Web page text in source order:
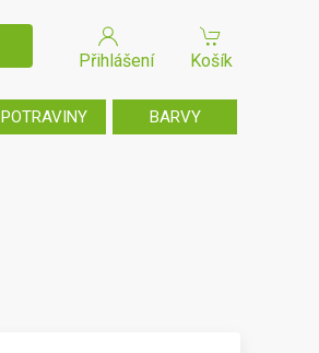
Přihlášení Košík
POTRAVINY BARVY